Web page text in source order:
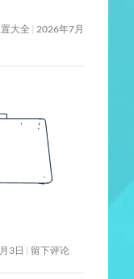
大全 2026年7月
3日 留下评论